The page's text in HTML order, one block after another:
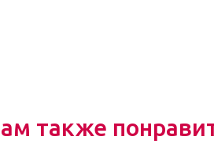
верите, что маска способна
обогащенную витаминами
также